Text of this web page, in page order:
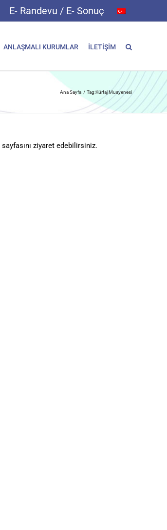
E- Randevu / E- Sonuç
ANLAŞMALI KURUMLAR İLETİŞİM
Ana Sayfa Tag:Kürtaj Muayenesi
sayfasını ziyaret edebilirsiniz.